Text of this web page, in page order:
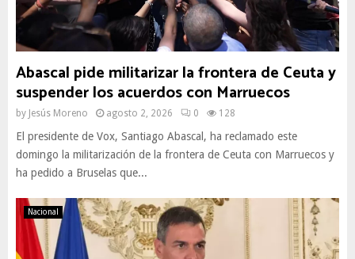
Abascal pide militarizar la frontera de Ceuta y
suspender los acuerdos con Marruecos
by Jesús Moreno agosto 2, 2026 0 128
El presidente de Vox, Santiago Abascal, ha reclamado este
domingo la militarización de la frontera de Ceuta con Marruecos y
ha pedido a Bruselas que...
Nacional